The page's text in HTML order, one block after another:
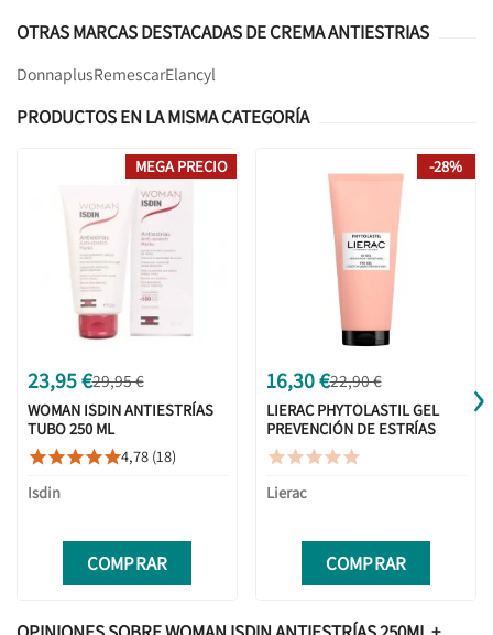
OTRAS MARCAS DESTACADAS DE CREMA ANTIESTRIAS
DonnaplusRemescarElancyl
PRODUCTOS EN LA MISMA CATEGORÍA
23,95 €29,95 €
WOMAN ISDIN ANTIESTRÍAS
TUBO 250 ML
4,78 (18)
Isdin
COMPRAR
MEGA PRECIO
16,30 €22,90 €
LIERAC PHYTOLASTIL GEL
PREVENCIÓN DE ESTRÍAS
200ML

Lierac
COMPRAR
-28%
›